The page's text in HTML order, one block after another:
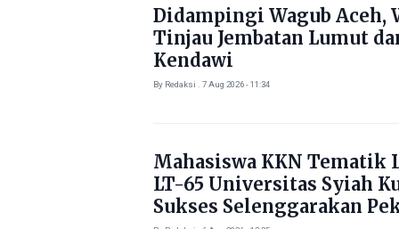
Didampingi Wagub Aceh,
Tinjau Jembatan Lumut
Kendawi
By Redaksi . 7 Aug 2026 - 11:34
Mahasiswa KKN Tematik
LT-65 Universitas Syiah
Sukses Selenggarakan